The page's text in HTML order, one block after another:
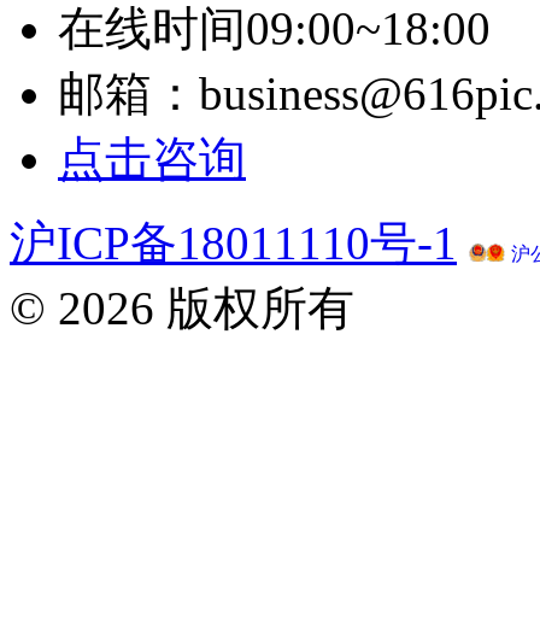
在线时间09:00~18:00
邮箱：
点击咨询
沪ICP备18011110号-1
沪
© 2026 版权所有